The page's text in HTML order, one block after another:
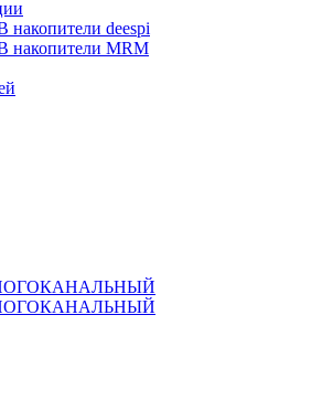
накопители deespi
накопители MRM